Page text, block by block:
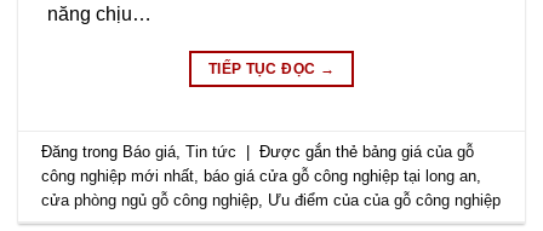
năng chịu…
TIẾP TỤC ĐỌC →
Đăng trong Báo giá ,Tin tức Được gắn thẻ bảng giá của gỗ
công nghiệp mới nhất
báo giá cửa gỗ công nghiệp tại long an
cửa phòng ngủ gỗ công nghiệp Ưu điểm của của gỗ công nghiệp